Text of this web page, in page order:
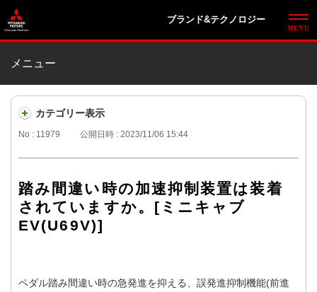
ブランド&テクノロジー
メニュー
カテゴリー表示
No : 11979 公開日時 : 2023/11/06 15:44
踏み間違い時の加速抑制装置は装着
されていますか。[ミニキャブ
EV(U69V)]
ペダル踏み間違い時の急発進を抑える、誤発進抑制機能(前進